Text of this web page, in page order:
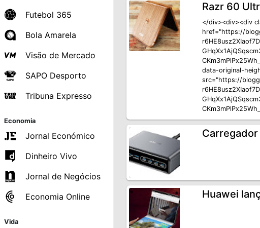
Futebol 365
Bola Amarela
Visão de Mercado
SAPO Desporto
Tribuna Expresso
Economia
Jornal Económico
Dinheiro Vivo
Jornal de Negócios
Economia Online
Vida
Razr 60
</div><div><div
href="https://
data-original-
src="https://
Huawei